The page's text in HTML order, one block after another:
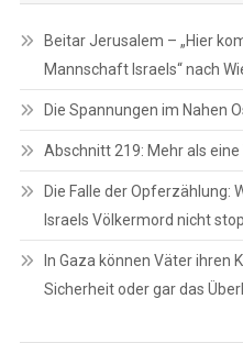
Beitar Jerusalem – „Hier
Mannschaft Israels“ nach
Die Spannungen im Nahen
Abschnitt 219: Mehr als
Die Falle der Opferzählung:
Israels Völkermord nicht
In Gaza können Väter ihren
Sicherheit oder gar das